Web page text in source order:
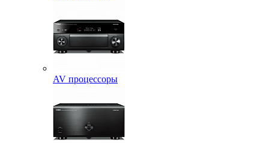
AV процессоры